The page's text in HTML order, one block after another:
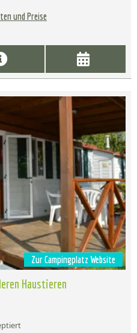
und Preise
Zur Campingplatz Website
Haustieren